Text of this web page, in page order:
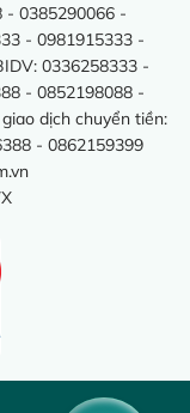
- 0385290066 -
- 0981915333 -
0336258333 -
- 0852198088 -
dịch chuyển tiền:
- 0862159399